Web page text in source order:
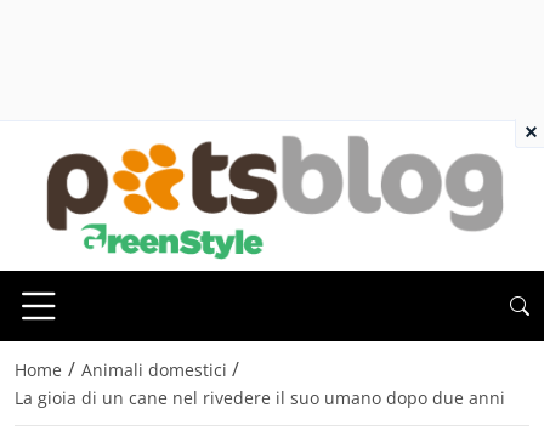
Home / Animali domestici /
La gioia di un cane nel rivedere il suo umano dopo due anni
×